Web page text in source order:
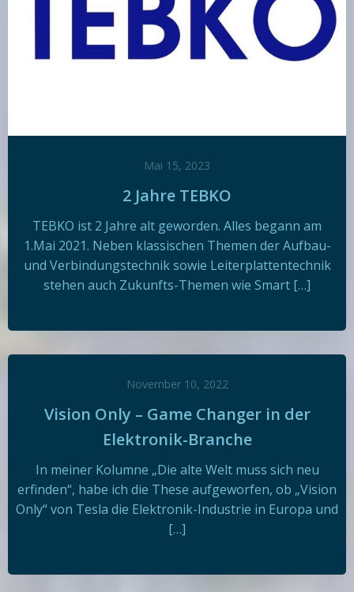
Mai 15, 2023
2 Jahre TEBKO
TEBKO ist 2 Jahre alt geworden. Alles begann am
1.Mai 2021. Neben klassischen Themen der Aufbau-
und Verbindungstechnik sowie Leiterplattentechnik
stehen auch Zukunfts-Themen wie Smart […]
November 10, 2022
Vision Only – Game Changer in der
Elektronik-Branche
In meiner Kolumne „Die alte Welt muss sich neu
erfinden“, habe ich die These aufgeworfen, ob „Vision
Only“ von Tesla die Elektronik-Industrie in Europa und
[…]